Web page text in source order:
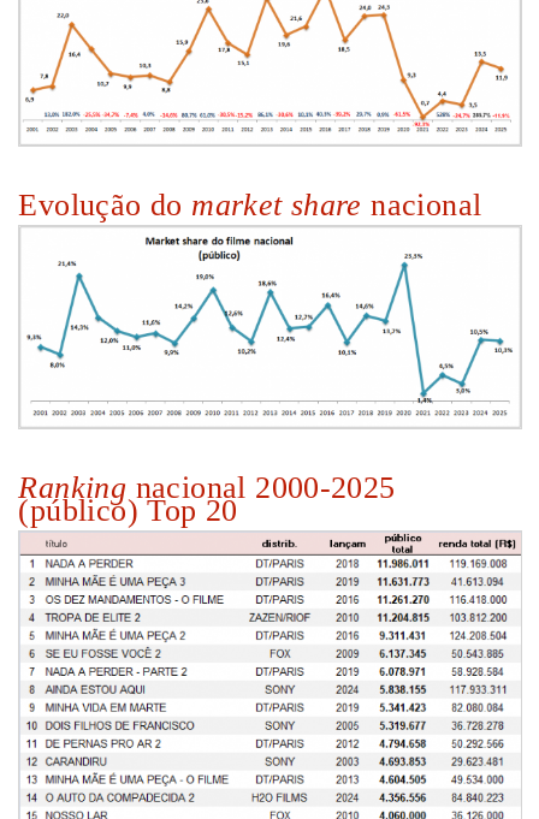
Evolução do market share nacional
Ranking nacional 2000-2025
(público) Top 20